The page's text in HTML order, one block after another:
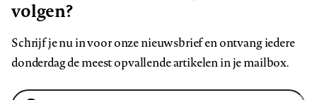
volgen?
Schrijf je nu in voor onze nieuwsbrief en ontvang iedere
donderdag de meest opvallende artikelen in je mailbox.